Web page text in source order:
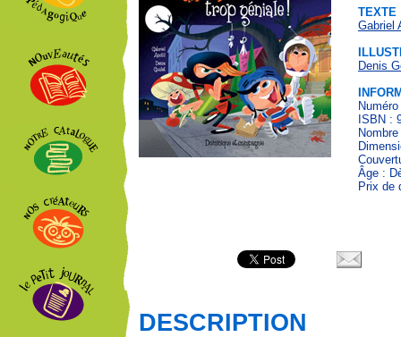
TEXTE
Gabriel
Denis
ISBN :
Âge :
Prix de
DESCRIPTION